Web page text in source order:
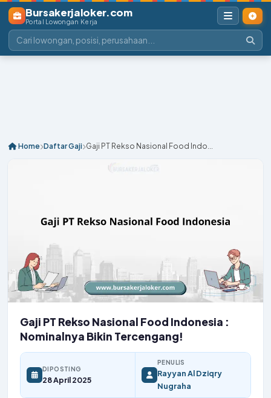
Bursakerjaloker.com
Portal Lowongan Kerja
Home Daftar Gaji Gaji PT Rekso Nasional Food Indo...
Gaji PT Rekso Nasional Food Indonesia :
Nominalnya Bikin Tercengang!
DIPOSTING
28 April 2025
PENULIS
Rayyan Al Dziqry
Nugraha